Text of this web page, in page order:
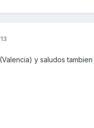
y saludos tambien